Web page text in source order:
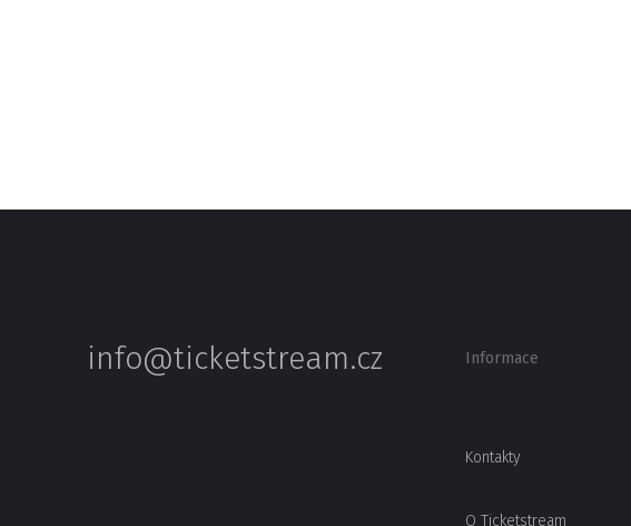
info@ticketstream.cz Informace
Kontakty
O Ticketstream